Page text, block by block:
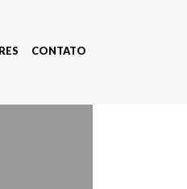
CONTATO